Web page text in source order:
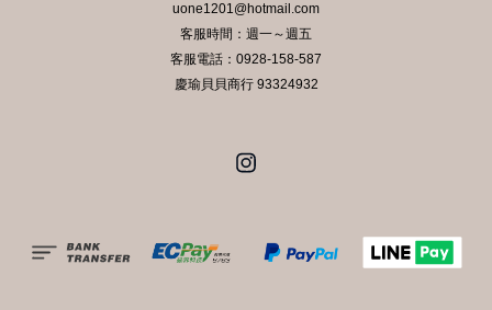
uone1201@hotmail.com
客服時間：週一～週五
客服電話：0928-158-587
慶瑜貝貝商行 93324932